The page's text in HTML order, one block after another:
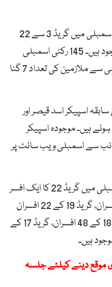
ذرائع کے مطابق خیبر پختونخوا اسمبلی میں گریڈ 3 سے 22
تک 794 افسران و ملازمین موجود ہیں۔ 145 رکنی اسمبلی
میں اس وقت 119 اراکین اسمبلی سے ملازمین کی تعداد 7 گنا
اسپیکر اسد قیصر اور
ہیں۔ موجودہ اسپیکر
سے اسمبلی ویب سائٹ پر
ملازمین ریکارڈ کے مطابق اسمبلی میں گریڈ 22 کا ایک افسر
تعینات ہے۔ گریڈ 20 کے 8 افسران، گریڈ 19 کے 22 افسران
اسمبلی میں موجود ہیں۔ گریڈ 18 کے 48 افسران، گریڈ 17 کے
موقع دینے کیلئے جلسہ